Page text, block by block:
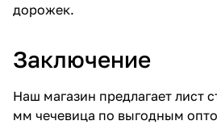
дорожек.
Заключение
Наш магазин предлагает лист
мм чечевица по выгодным